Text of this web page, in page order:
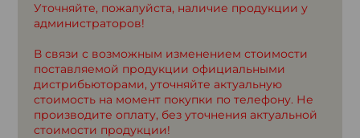
Уточняйте, пожалуйста, наличие продукции у
администраторов!
В связи с возможным изменением стоимости
поставляемой продукции официальными
дистрибьюторами, уточняйте актуальную
стоимость на момент покупки по телефону. Не
производите оплату, без уточнения актуальной
стоимости продукции!